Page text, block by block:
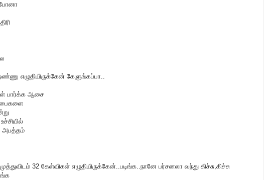
எழுதியிருக்கேன் கேளுங்கப்பா..
பார்க்க ஆசை
32 கேள்விகள் எழுதியிருக்கேன்..படிங்க..நானே பர்சனலா வந்து கிச்சு,கிச்சு